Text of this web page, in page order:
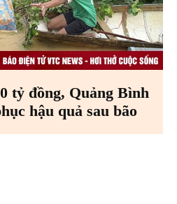
tỷ đồng, Quảng Bình
hậu quả sau bão